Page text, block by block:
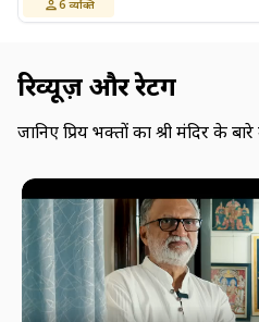
6 व्यक्ति
रिव्यूज़ और रेटिंग
जानिए प्रिय भक्तों का श्री मंदिर के